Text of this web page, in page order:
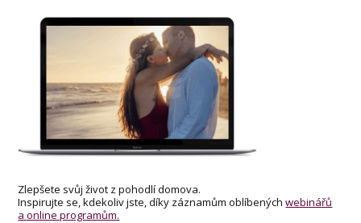
Zlepšete svůj život z pohodlí domova.
Inspirujte se, kdekoliv jste, díky záznamům oblíbenýchwebinářů
a online programům.